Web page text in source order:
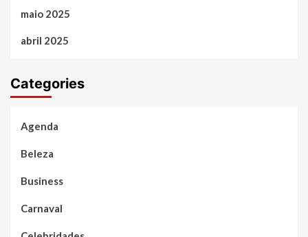
maio 2025
abril 2025
Categories
Agenda
Beleza
Business
Carnaval